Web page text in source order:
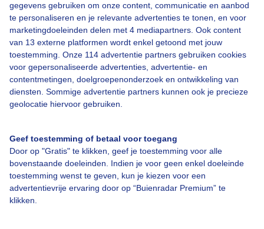
gegevens gebruiken om onze content, communicatie en aanbod
te personaliseren en je relevante advertenties te tonen, en voor
marketingdoeleinden delen met 4 mediapartners. Ook content
van 13 externe platformen wordt enkel getoond met jouw
toestemming. Onze 114 advertentie partners gebruiken cookies
voor gepersonaliseerde advertenties, advertentie- en
contentmetingen, doelgroepenonderzoek en ontwikkeling van
diensten. Sommige advertentie partners kunnen ook je precieze
geolocatie hiervoor gebruiken.
Geef toestemming of betaal voor toegang
Door op "Gratis" te klikken, geef je toestemming voor alle
bovenstaande doeleinden. Indien je voor geen enkel doeleinde
toestemming wenst te geven, kun je kiezen voor een
advertentievrije ervaring door op “Buienradar Premium” te
klikken.
Een moment geduld aub...
Over Buienradar
Veelgestelde vragen
Contact
Toegankelijkheid